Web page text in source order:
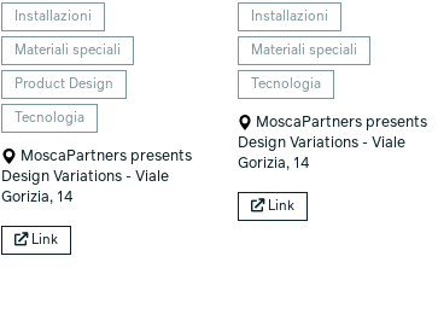
Installazioni
Materiali speciali
Product Design
Tecnologia
MoscaPartners presents
Design Variations - Viale
Gorizia, 14
Link
Installazioni
Materiali speciali
Tecnologia
MoscaPartners presents
Design Variations - Viale
Gorizia, 14
Link